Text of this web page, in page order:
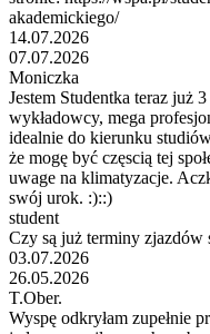
akademickiego/
14.07.2026
07.07.2026
Moniczka
Jestem Studentka teraz już
wykładowcy, mega
idealnie do kierunku
że mogę być częscią tej
uwage na klimatyzacje.
swój urok. :)::)
student
Czy są już terminy
03.07.2026
26.05.2026
T.Ober.
Wyspę odkryłam zupełnie